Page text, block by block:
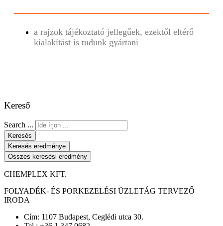
a rajzok tájékoztató jellegűek, ezektől eltérő
kialakítást is tudunk gyártani
Kereső
Search ...
Keresés
Keresés eredménye
Összes keresési eredmény
CHEMPLEX KFT.
FOLYADÉK- ÉS PORKEZELÉSI ÜZLETÁG TERVEZŐ
IRODA
Cím: 1107 Budapest, Ceglédi utca 30.